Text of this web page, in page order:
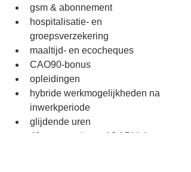
gsm & abonnement
hospitalisatie- en
groepsverzekering
maaltijd- en ecocheques
CAO90-bonus
opleidingen
hybride werkmogelijkheden na
inwerkperiode
glijdende uren
40-urenweek met 12 ADV-dagen